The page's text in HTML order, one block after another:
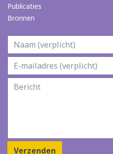
Publicaties
Bronnen
Verzenden